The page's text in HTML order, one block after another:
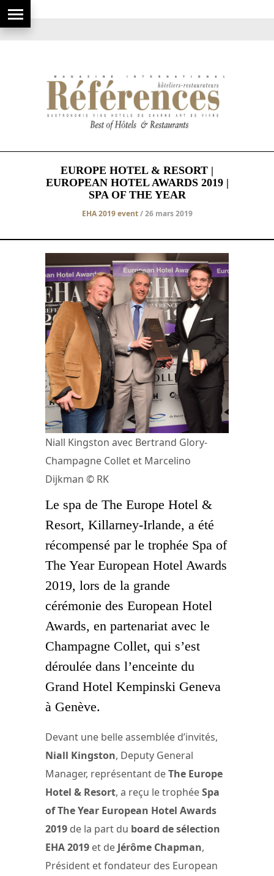
EUROPE HOTEL & RESORT |
EUROPEAN HOTEL AWARDS 2019 |
SPA OF THE YEAR
EHA 2019 event/ 26 mars 2019
Niall Kingston avec Bertrand Glory-
Champagne Collet et Marcelino
Dijkman © RK
Le spa de The Europe Hotel &
Resort, Killarney-Irlande, a été
récompensé par le trophée Spa of
The Year European Hotel Awards
2019, lors de la grande
cérémonie des European Hotel
Awards, en partenariat avec le
Champagne Collet, qui s’est
déroulée dans l’enceinte du
Grand Hotel Kempinski Geneva
à Genève.
Devant une belle assemblée d’invités,
Niall Kingston, Deputy General
Manager, représentant deThe Europe
Hotel & Resort, a reçu le trophéeSpa
of The Year European Hotel Awards
2019 de la part du board de sélection
EHA 2019 et de Jérôme Chapman,
Président et fondateur des European